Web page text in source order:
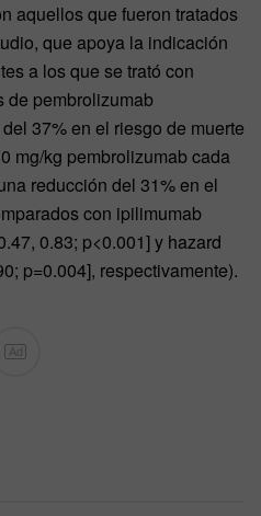
aquellos que fueron tratados
que apoya la indicación
a los que se trató con
de pembrolizumab
37% en el riesgo de muerte
mg/kg pembrolizumab cada
reducción del 31% en el
con ipilimumab
0.83; p<0.001] y hazard
p=0.004], respectivamente).
Ad